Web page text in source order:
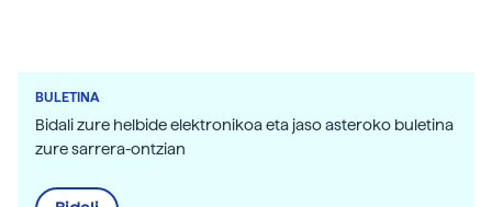
BULETINA
Bidali zure helbide elektronikoa eta jaso asteroko buletina
zure sarrera-ontzian